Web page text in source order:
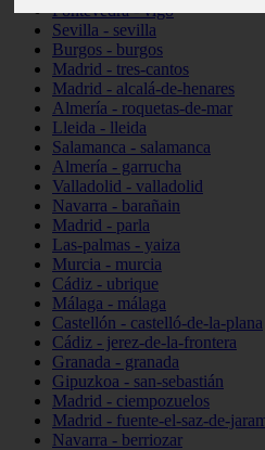
Pontevedra - vigo
Sevilla - sevilla
Burgos - burgos
Madrid - tres-cantos
Madrid - alcalá-de-henares
Almería - roquetas-de-mar
Lleida - lleida
Salamanca - salamanca
Almería - garrucha
Valladolid - valladolid
Navarra - barañain
Madrid - parla
Las-palmas - yaiza
Murcia - murcia
Cádiz - ubrique
Málaga - málaga
Castellón - castelló-de-la-plana
Cádiz - jerez-de-la-frontera
Granada - granada
Gipuzkoa - san-sebastián
Madrid - ciempozuelos
Madrid - fuente-el-saz-de-
Navarra - berriozar